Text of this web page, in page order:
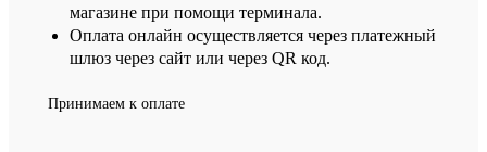
магазине при помощи терминала.
Оплата онлайн осуществляется через платежный
шлюз через сайт или через QR код.
Принимаем к оплате